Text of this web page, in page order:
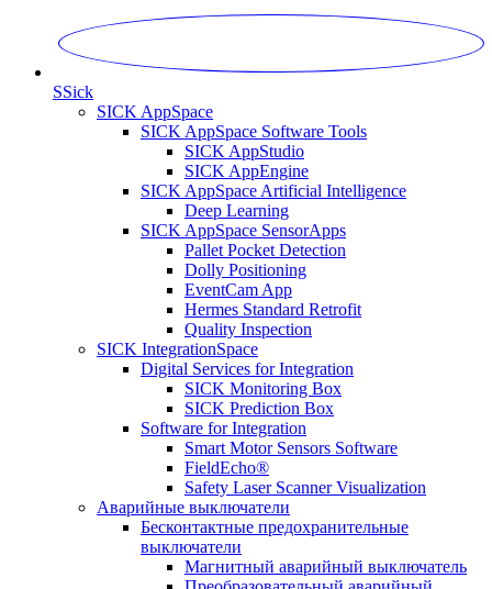
SSick
SICK AppSpace
SICK AppSpace Software Tools
SICK AppStudio
SICK AppEngine
SICK AppSpace Artificial Intelligence
Deep Learning
SICK AppSpace SensorApps
Pallet Pocket Detection
Dolly Positioning
EventCam App
Hermes Standard Retrofit
Quality Inspection
SICK IntegrationSpace
Digital Services for Integration
SICK Monitoring Box
SICK Prediction Box
Software for Integration
Smart Motor Sensors Software
FieldEcho®
Safety Laser Scanner Visualization
Аварийные выключатели
Бесконтактные предохранительные
выключатели
Магнитный аварийный выключатель